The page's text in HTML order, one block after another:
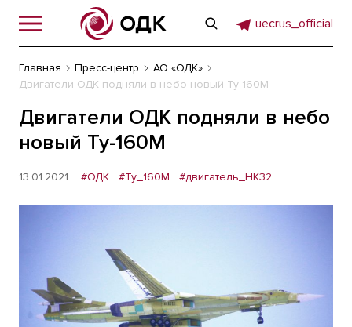
uecrus_official
Главная Пресс-центр
АО «ОДК»
Двигатели ОДК подняли в небо новый Ту-160М
Двигатели ОДК подняли в небо
новый Ту-160М
13.01.2021 #ОДК #Ту_160М #двигатель_НК32